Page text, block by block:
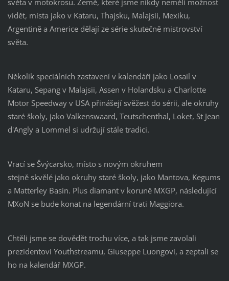
světa v motokrosu. Země, které jsme nikdy neměli možnost
vidět, místa jako v Kataru, Thajsku, Malajsii, Mexiku,
Argentině a Americe dělají ze série skutečně mistrovství
světa.
Několik speciálních zastavení v kalendáři jako Losail v
Kataru, Sepang v Malajsii, Assen v Holandsku a Charlotte
Motor Speedway v USA přinášejí svěžest do sérii, ale okruhy
staré školy, jako Valkenswaard, Teutschenthal, Loket, St Jean
d'Angly a Lommel si udržují stále tradici.
Vrací se Švýcarsko, místo s novým okruhem
stejně skvělé jako okruhy staré školy, jako Mantova, Kegums
a Matterley Basin. Plus diamant v koruně MXGP, následující
MXoN se bude konat na legendární trati Maggiora.
Chtěli jsme se dovědět trochu více, a tak jsme zavolali
prezidentovi Youthstreamu, Giuseppe Luongovi, a zeptali se
ho na kalendář MXGP.